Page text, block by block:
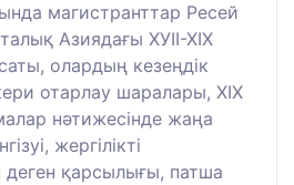
магистранттар Ресей
Азиядағы ХУІІ-ХІХ
олардың кезеңдік
отарлау шаралары, ХІХ
нәтижесінде жаңа
жергілікті
қарсылығы, патша